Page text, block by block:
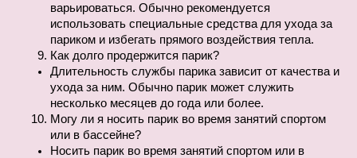
варьироваться. Обычно рекомендуется
использовать специальные средства для ухода за
париком и избегать прямого воздействия тепла.
Как долго продержится парик?
Длительность службы парика зависит от качества и
ухода за ним. Обычно парик может служить
несколько месяцев до года или более.
Могу ли я носить парик во время занятий спортом
или в бассейне?
Носить парик во время занятий спортом или в